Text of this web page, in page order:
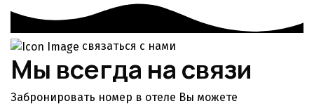
связаться с нами
Мы всегда на связи
Забронировать номер в отеле Вы можете